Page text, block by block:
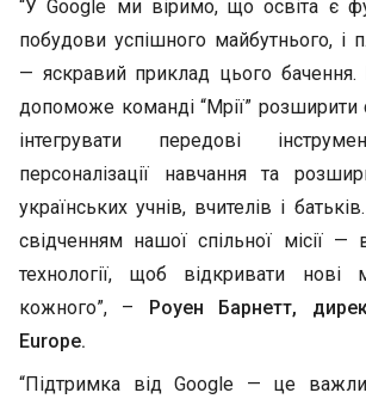
“У Google ми віримо, що освіта є
побудови успішного майбутнього, і
— яскравий приклад цього
допоможе команді “Мрії” розширити
інтегрувати передові
персоналізації навчання та
українських учнів, вчителів і
свідченням нашої спільної місії —
технології, щоб відкривати нові
кожного”, – Роуен Барнетт,
Europe.
“Підтримка від Google — це